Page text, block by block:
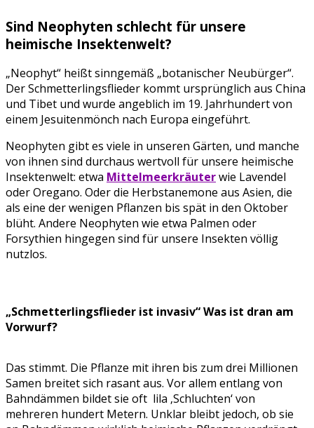
Sind Neophyten schlecht für unsere
heimische Insektenwelt?
„Neophyt“ heißt sinngemäß „botanischer Neubürger“.
Der Schmetterlingsflieder kommt ursprünglich aus China
und Tibet und wurde angeblich im 19. Jahrhundert von
einem Jesuitenmönch nach Europa eingeführt.
Neophyten gibt es viele in unseren Gärten, und manche
von ihnen sind durchaus wertvoll für unsere heimische
Insektenwelt: etwa Mittelmeerkräuterwie Lavendel
oder Oregano. Oder die Herbstanemone aus Asien, die
als eine der wenigen Pflanzen bis spät in den Oktober
blüht. Andere Neophyten wie etwa Palmen oder
Forsythien hingegen sind für unsere Insekten völlig
nutzlos.
„Schmetterlingsflieder ist invasiv“ Was ist dran am
Vorwurf?
Das stimmt. Die Pflanze mit ihren bis zum drei Millionen
Samen breitet sich rasant aus. Vor allem entlang von
Bahndämmen bildet sie oft lila ‚Schluchten‘ von
mehreren hundert Metern. Unklar bleibt jedoch, ob sie